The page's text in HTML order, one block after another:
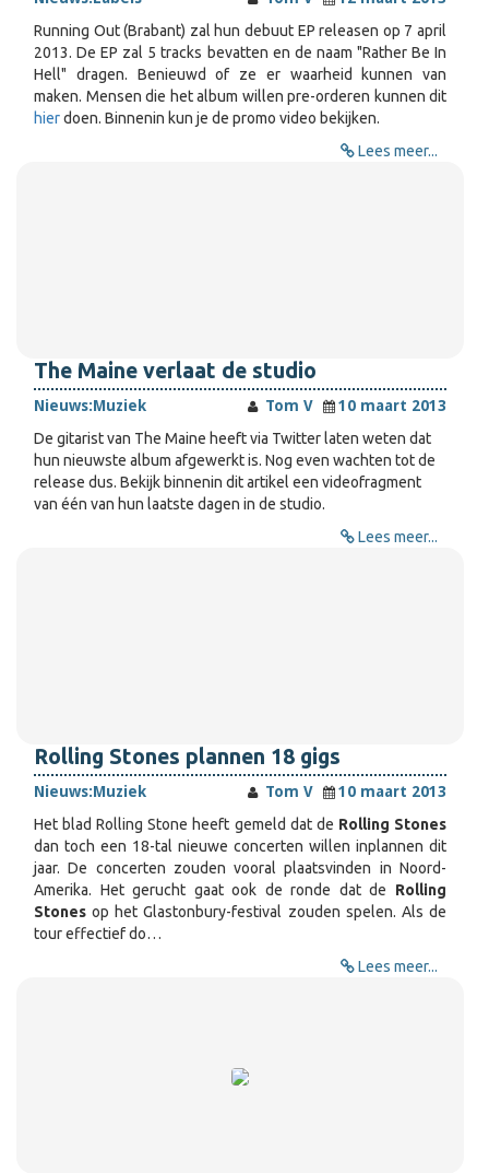
Running Out (Brabant) zal hun debuut EP releasen op 7 april
2013. De EP zal 5 tracks bevatten en de naam "Rather Be In
Hell" dragen. Benieuwd of ze er waarheid kunnen van
maken. Mensen die het album willen pre-orderen kunnen dit
hierdoen. Binnenin kun je de promo video bekijken.
Lees meer...
The Maine verlaat de studio
Nieuws:Muziek Tom V
10 maart 2013
De gitarist van The Maine heeft via Twitter laten weten dat
hun nieuwste album afgewerkt is. Nog even wachten tot de
release dus. Bekijk binnenin dit artikel een videofragment
van één van hun laatste dagen in de studio.
Lees meer...
Rolling Stones plannen 18 gigs
Nieuws:Muziek Tom V
10 maart 2013
Het blad Rolling Stone heeft gemeld dat de Rolling Stones
dan toch een 18-tal nieuwe concerten willen inplannen dit
jaar. De concerten zouden vooral plaatsvinden in Noord-
Amerika. Het gerucht gaat ook de ronde dat de Rolling
Stones op het Glastonbury-festival zouden spelen. Als de
tour effectief do…
Lees meer...